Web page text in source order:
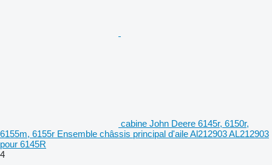
cabine John Deere 6145r, 6150r,
6155m, 6155r Ensemble châssis principal d'aile Al212903 AL212903
pour 6145R
4